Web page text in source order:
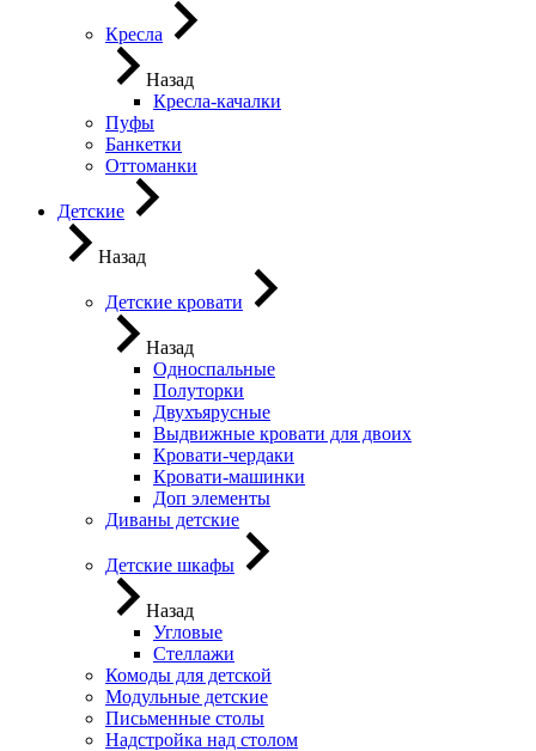
Кресла
Назад
Кресла-качалки
Пуфы
Банкетки
Оттоманки
Детские
Назад
Детские кровати
Назад
Односпальные
Полуторки
Двухъярусные
Выдвижные кровати для двоих
Кровати-чердаки
Кровати-машинки
Доп элементы
Диваны детские
Детские шкафы
Назад
Угловые
Стеллажи
Комоды для детской
Модульные детские
Письменные столы
Надстройка над столом